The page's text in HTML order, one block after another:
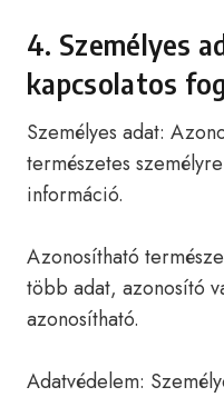
4. Személyes
kapcsolatos
Személyes adat:
természetes
információ.
Azonosítható
több adat, azonosító
azonosítható.
Adatvédelem: